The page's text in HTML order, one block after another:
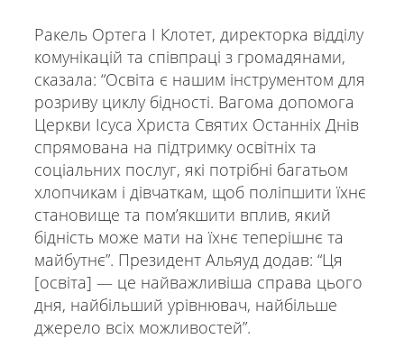
Ракель Ортега І Клотет, директорка відділу
комунікацій та співпраці з громадянами,
сказала: “Освіта є нашим інструментом для
розриву циклу бідності. Вагома допомога
Церкви Ісуса Христа Святих Останніх Днів
спрямована на підтримку освітніх та
соціальних послуг, які потрібні багатьом
хлопчикам і дівчаткам, щоб поліпшити їхнє
становище та помʼякшити вплив, який
бідність може мати на їхнє теперішнє та
майбутнє”. Президент Альяуд додав: “Ця
[освіта] — це найважливіша справа цього
дня, найбільший урівнювач, найбільше
джерело всіх можливостей”.